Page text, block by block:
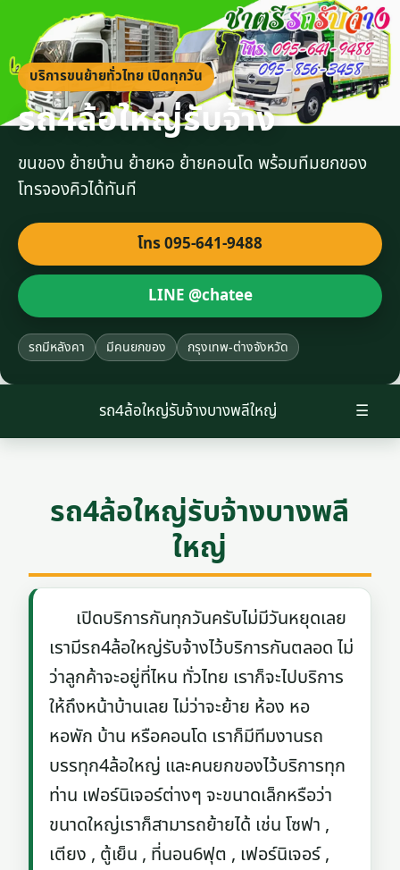
บริการขนย้ายทั่วไทย เปิดทุกวัน
รถ4ล้อใหญ่รับจ้าง
ขนของ ย้ายบ้าน ย้ายหอ ย้ายคอนโด พร้อมทีมยกของ
โทรจองคิวได้ทันที
โทร 095-641-9488
LINE @chatee
รถมีหลังคา มีคนยกของ กรุงเทพ-ต่างจังหวัด
☰
รถ4ล้อใหญ่รับจ้างบางพลีใหญ่
รถ4ล้อใหญ่รับจ้างบางพลี
ใหญ่
เปิดบริการกันทุกวันครับไม่มีวันหยุดเลย
เรามีรถ4ล้อใหญ่รับจ้างไว้บริการกันตลอด ไม่
ว่าลูกค้าจะอยู่ที่ไหน ทั่วไทย เราก็จะไปบริการ
ให้ถึงหน้าบ้านเลย ไม่ว่าจะย้าย ห้อง หอ
หอพัก บ้าน หรือคอนโด เราก็มีทีมงานรถ
บรรทุก4ล้อใหญ่ และคนยกของไว้บริการทุก
ท่าน เฟอร์นิเจอร์ต่างๆ จะขนาดเล็กหรือว่า
ขนาดใหญ่เราก็สามารถย้ายได้ เช่น โซฟา ,
เตียง , ตู้เย็น , ที่นอน6ฟุต , เฟอร์นิเจอร์ ,